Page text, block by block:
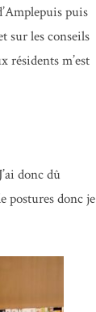
puis
sur les conseils
résidents m’est
donc dû
postures donc je